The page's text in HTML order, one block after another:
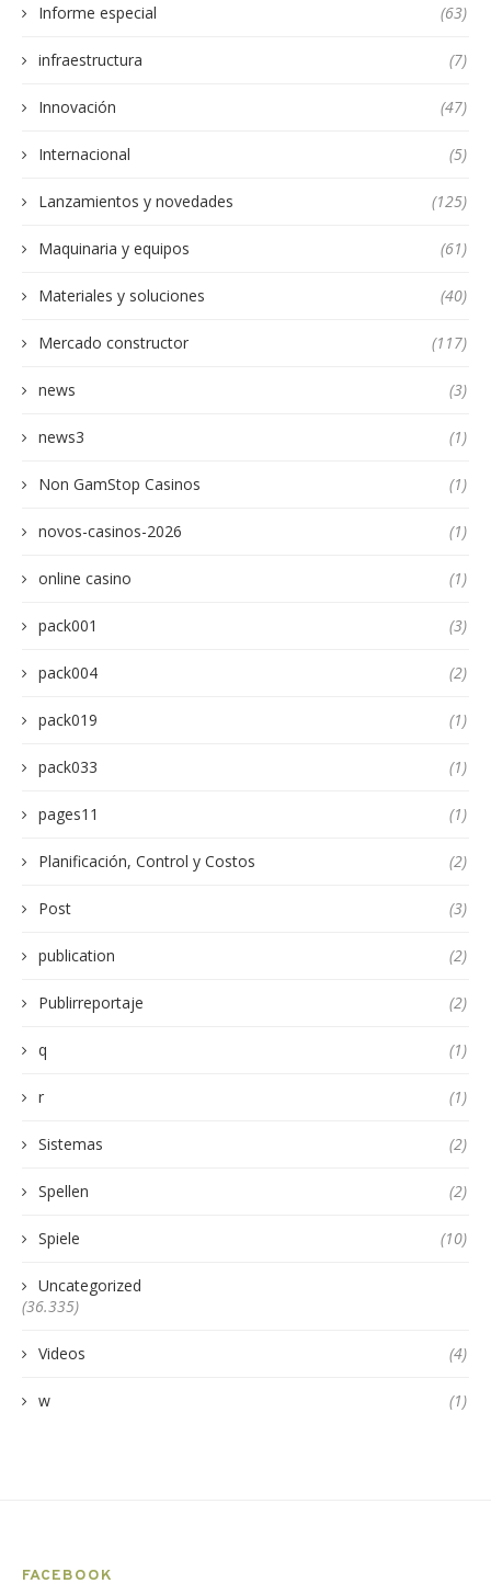
Informe especial (63)
infraestructura (7)
Innovación (47)
Internacional (5)
Lanzamientos y novedades (125)
Maquinaria y equipos (61)
Materiales y soluciones (40)
Mercado constructor (117)
news (3)
news3 (1)
Non GamStop Casinos (1)
novos-casinos-2026 (1)
online casino (1)
pack001 (3)
pack004 (2)
pack019 (1)
pack033 (1)
pages11 (1)
Planificación, Control y Costos (2)
Post (3)
publication (2)
Publirreportaje (2)
q (1)
r (1)
Sistemas (2)
Spellen (2)
Spiele (10)
Uncategorized
(36.335)
Videos (4)
w (1)
FACEBOOK